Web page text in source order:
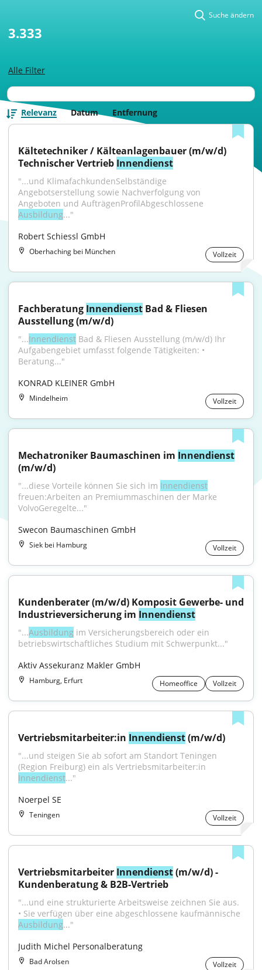
Alle Filter
Suche ändern
3.333
Relevanz Datum Entfernung
Kältetechniker / Kälteanlagenbauer (m/w/d)
Technischer Vertrieb Innendienst
"...und KlimafachkundenSelbständige
Angebotserstellung sowie Nachverfolgung von
Ausbildung..."
Robert Schiessl GmbH
Oberhaching bei München Vollzeit
Fachberatung Innendienst Bad & Fliesen
Ausstellung (m/w/d)
"...Innendienst Bad & Fliesen Ausstellung (m/w/d) Ihr
Aufgabengebiet umfasst folgende Tätigkeiten: •
Beratung..."
KONRAD KLEINER GmbH
Mindelheim Vollzeit
Mechatroniker Baumaschinen im Innendienst
(m/w/d)
"...diese Vorteile können Sie sich im Innendienst
freuen:Arbeiten an Premiummaschinen der Marke
VolvoGeregelte..."
Swecon Baumaschinen GmbH
Siek bei Hamburg Vollzeit
Kundenberater (m/w/d) Komposit Gewerbe- und
Industrieversicherung im Innendienst
"...Ausbildung im Versicherungsbereich oder ein
betriebswirtschaftliches Studium mit Schwerpunkt..."
Aktiv Assekuranz Makler GmbH
Hamburg, Erfurt Homeoffice Vollzeit
Vertriebsmitarbeiter:in Innendienst (m/w/d)
"...und steigen Sie ab sofort am Standort Teningen
Innendienst..."
Noerpel SE
Teningen Vollzeit
Vertriebsmitarbeiter Innendienst (m/w/d) -
Kundenberatung & B2B-Vertrieb
"...und eine strukturierte Arbeitsweise zeichnen Sie aus.
Ausbildung..."
Judith Michel Personalberatung
Bad Arolsen Vollzeit